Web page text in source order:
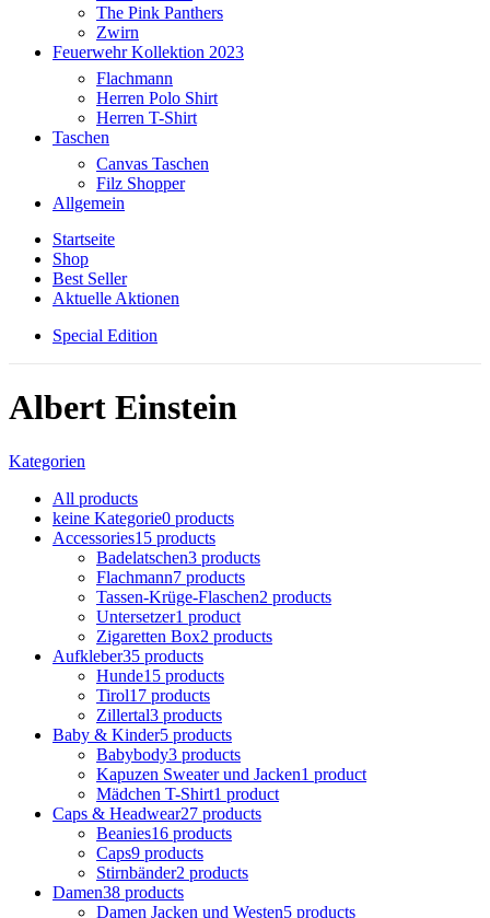
The Pink Panthers
Zwirn
Feuerwehr Kollektion 2023
Flachmann
Herren Polo Shirt
Herren T-Shirt
Taschen
Canvas Taschen
Filz Shopper
Allgemein
Startseite
Shop
Best Seller
Aktuelle Aktionen
Special Edition
Albert Einstein
Kategorien
All products
keine Kategorie0 products
Accessories15 products
Badelatschen3 products
Flachmann7 products
Tassen-Krüge-Flaschen2 products
Untersetzer1 product
Zigaretten Box2 products
Aufkleber35 products
Hunde15 products
Tirol17 products
Zillertal3 products
Baby & Kinder5 products
Babybody3 products
Kapuzen Sweater und Jacken1 product
Mädchen T-Shirt1 product
Caps & Headwear27 products
Beanies16 products
Caps9 products
Stirnbänder2 products
Damen38 products
Damen Jacken und Westen5 products